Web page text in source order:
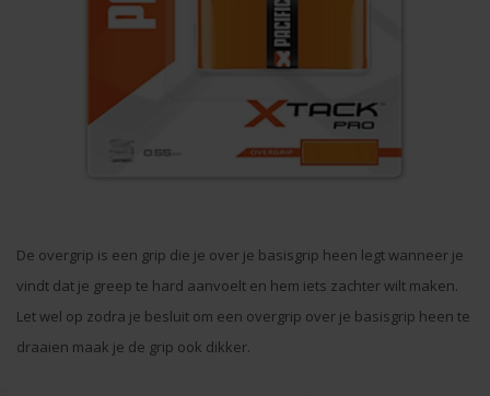
De overgrip is een grip die je over je basisgrip heen legt wanneer je
vindt dat je greep te hard aanvoelt en hem iets zachter wilt maken.
Let wel op zodra je besluit om een overgrip over je basisgrip heen te
draaien maak je de grip ook dikker.